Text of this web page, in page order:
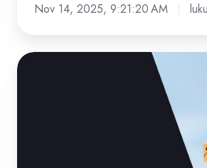
Nov 14, 2025, 9:21:20 AM
Asiakastyytyväisyyskyselyn